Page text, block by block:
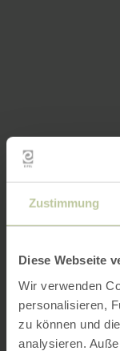
Zustimmung
Diese Webseite
Wir verwenden
personalisieren,
zu können und
analysieren.